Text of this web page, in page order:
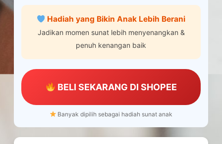
Hadiah yang Bikin Anak Lebih Berani
Jadikan momen sunat lebih menyenangkan &
penuh kenangan baik
BELI SEKARANG DI SHOPEE
Banyak dipilih sebagai hadiah sunat anak